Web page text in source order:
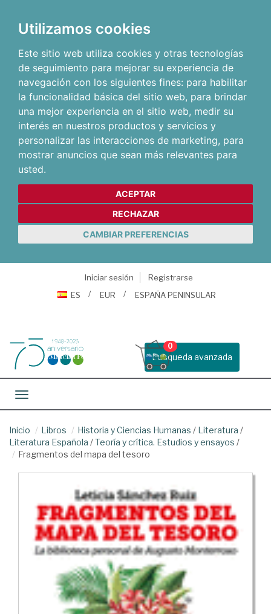
Utilizamos cookies
Este sitio web utiliza cookies y otras tecnologías
de seguimiento para mejorar su experiencia de
navegación con los siguientes fines: para habilitar
la funcionalidad básica del sitio web, para brindar
una mejor experiencia en el sitio web, medir su
interés en nuestros productos y servicios y
personalizar las interacciones de marketing, para
mostrar anuncios que sean más relevantes para
usted.
ACEPTAR
RECHAZAR
CAMBIAR PREFERENCIAS
Iniciar sesión
Registrarse
ES
EUR ESPAÑA PENINSULAR
Busqueda avanzada
0
Toggle navigation
Inicio Libros Historia y Ciencias Humanas / Literatura /
Literatura Española /Teoría y crítica. Estudios y ensayos /
Fragmentos del mapa del tesoro